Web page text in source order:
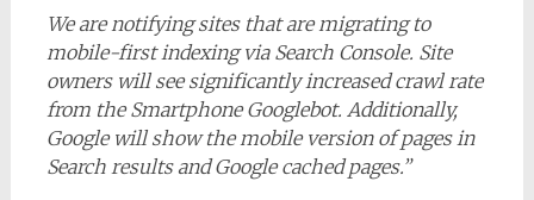
We are notifying sites that are migrating to
mobile-first indexing via Search Console. Site
owners will see significantly increased crawl rate
from the Smartphone Googlebot. Additionally,
Google will show the mobile version of pages in
Search results and Google cached pages.”